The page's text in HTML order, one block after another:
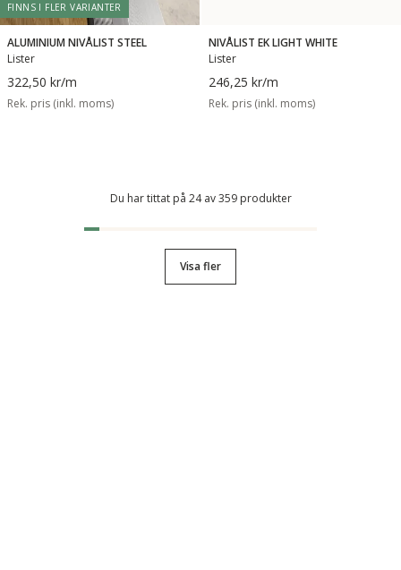
FINNS I FLER VARIANTER
ALUMINIUM NIVÅLIST STEEL
Lister
322,50 kr/m
Rek. pris (inkl. moms)
NIVÅLIST EK LIGHT WHITE
Lister
246,25 kr/m
Rek. pris (inkl. moms)
Du har tittat på 24 av 359 produkter
Visa fler